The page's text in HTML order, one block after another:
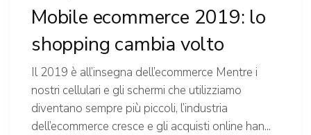
Mobile ecommerce 2019: lo
shopping cambia volto
Il 2019 è all’insegna dell’ecommerce Mentre i
nostri cellulari e gli schermi che utilizziamo
diventano sempre più piccoli, l’industria
dell’ecommerce cresce e gli acquisti online han...